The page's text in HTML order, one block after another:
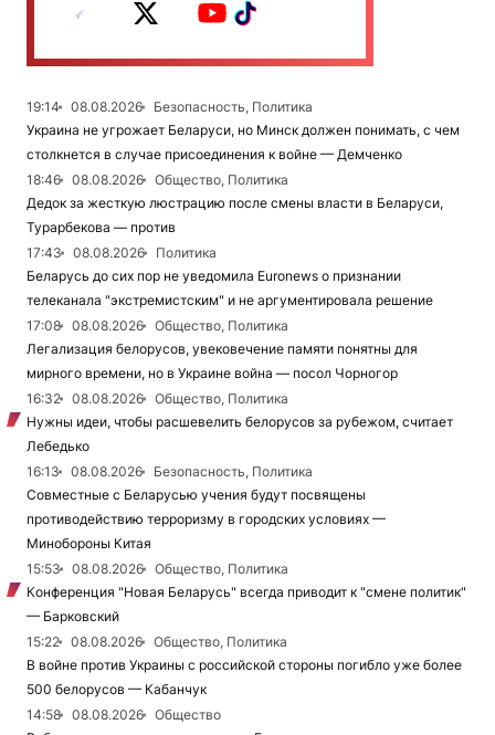
19:14 08.08.2026
Безопасность, Политика
Украина не угрожает Беларуси, но Минск должен понимать, с чем
столкнется в случае присоединения к войне — Демченко
18:46
08.08.2026
Общество, Политика
Дедок за жесткую люстрацию после смены власти в Беларуси,
Турарбекова — против
17:43
08.08.2026
Политика
Беларусь до сих пор не уведомила Euronews о признании
телеканала "экстремистским" и не аргументировала решение
17:08
08.08.2026
Общество, Политика
Легализация белорусов, увековечение памяти понятны для
мирного времени, но в Украине война — посол Чорногор
16:32
08.08.2026
Общество, Политика
Нужны идеи, чтобы расшевелить белорусов за рубежом, считает
Лебедько
16:13
08.08.2026
Безопасность, Политика
Совместные с Беларусью учения будут посвящены
противодействию терроризму в городских условиях —
Минобороны Китая
15:53
08.08.2026
Общество, Политика
Конференция "Новая Беларусь" всегда приводит к "смене политик"
— Барковский
15:22
08.08.2026
Общество, Политика
В войне против Украины с российской стороны погибло уже более
500 белорусов — Кабанчук
14:58
08.08.2026
Общество